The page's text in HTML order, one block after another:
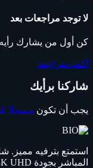
لا توجد مراجعات بعد
كن أول من يشارك
اكتب مراجعة
شاركنا برأيك
يجب أن تكون مسجلاً
استمتع بترفيه مميز.
المباشر بجودة 4K UHD.